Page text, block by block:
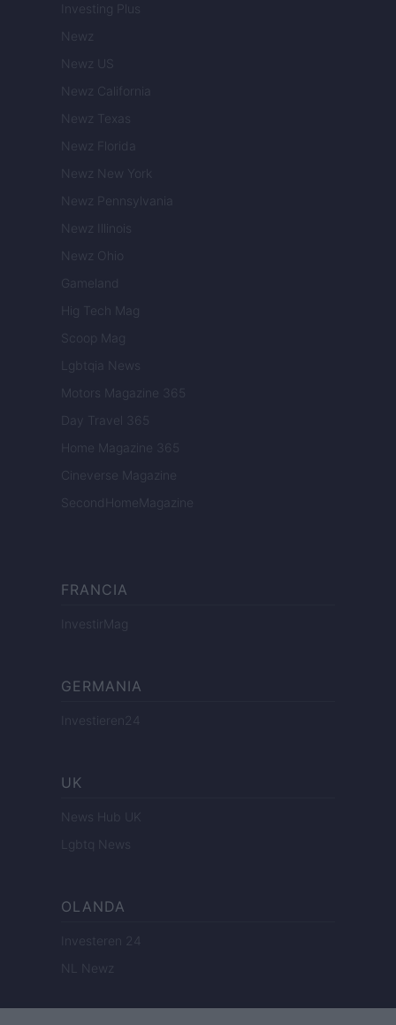
Investing Plus
Newz
Newz US
Newz California
Newz Texas
Newz Florida
Newz New York
Newz Pennsylvania
Newz Illinois
Newz Ohio
Gameland
Hig Tech Mag
Scoop Mag
Lgbtqia News
Motors Magazine 365
Day Travel 365
Home Magazine 365
Cineverse Magazine
SecondHomeMagazine
FRANCIA
InvestirMag
GERMANIA
Investieren24
UK
News Hub UK
Lgbtq News
OLANDA
Investeren 24
NL Newz